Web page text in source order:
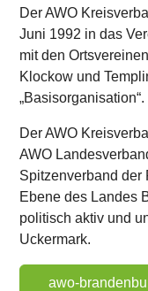
Der AWO
Juni 1992 in das
mit den
Klockow und
„Basisorganisation“.
Der AWO
AWO
Spitzenverband der
Ebene des Landes
politisch aktiv und
Uckermark.
awo-